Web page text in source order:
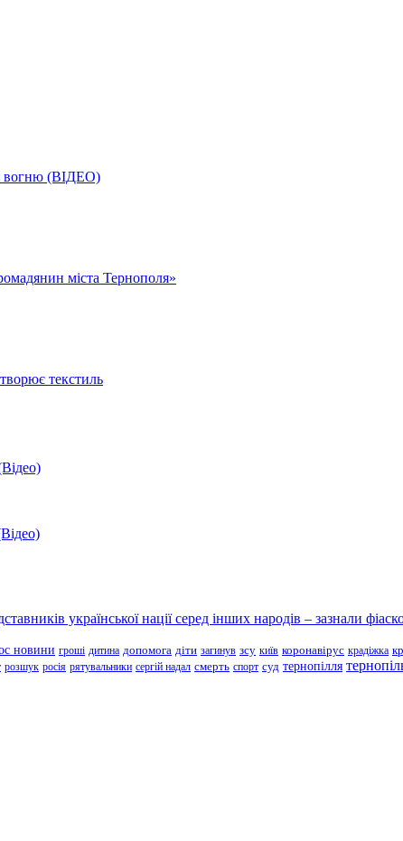
вогню (ВІДЕО)
міста Тернополя»
текстиль
української нації серед інших народів – зазнали
новини гроші дитина допомога діти загинув зсу київ коронавірус крадіжка
розшук росія рятувальники сергій надал смерть спорт суд тернопілля